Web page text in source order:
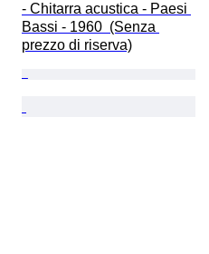
- Chitarra acustica - Paesi
Bassi - 1960  (Senza
prezzo di riserva)